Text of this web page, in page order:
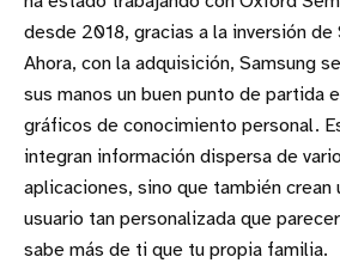
desde 2018, gracias a la inversión de
Ahora, con la adquisición, Samsung
sus manos un buen punto de partida
gráficos de conocimiento personal.
integran información dispersa de
aplicaciones, sino que también crean
usuario tan personalizada que
sabe más de ti que tu propia familia.